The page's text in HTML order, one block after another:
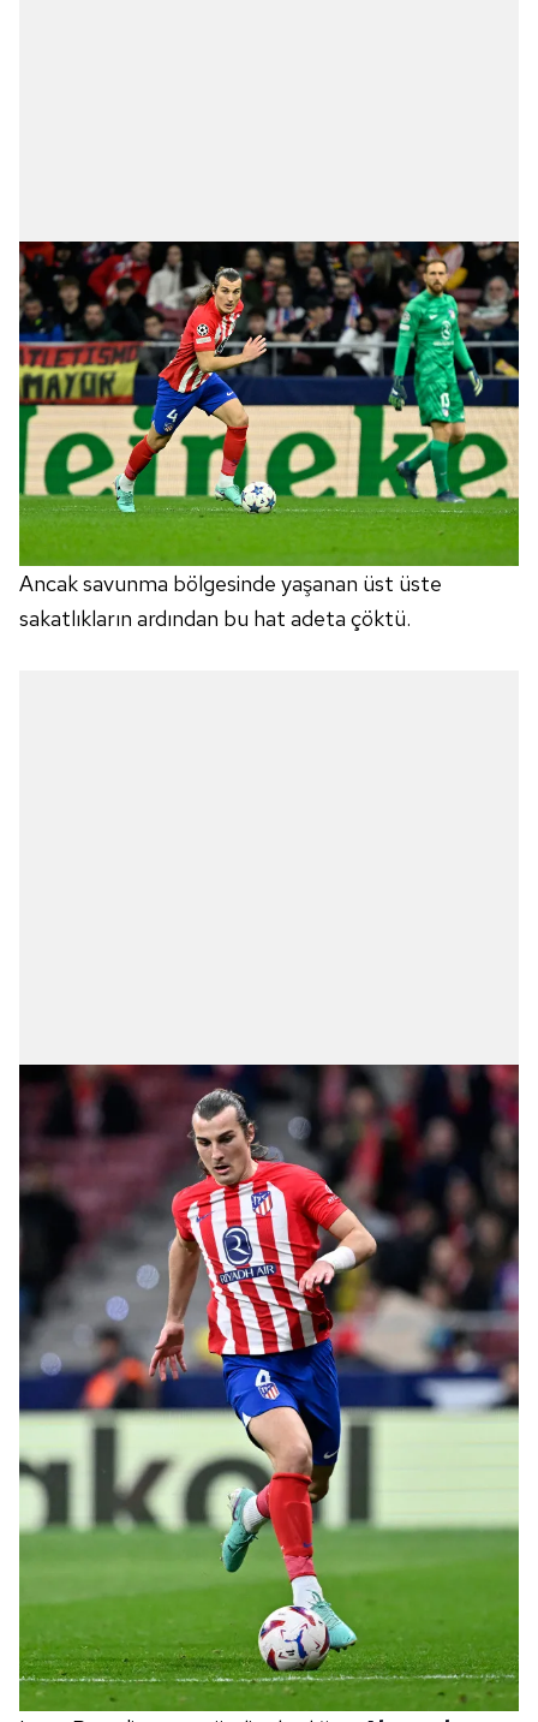
Ancak savunma bölgesinde yaşanan üst üste
sakatlıkların ardından bu hat adeta çöktü.